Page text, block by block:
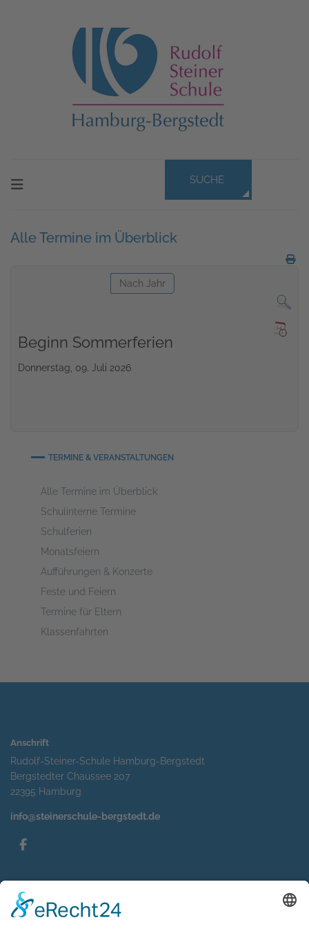
SUCHE
Alle Termine im Überblick
Nach Jahr
Beginn Sommerferien
Donnerstag, 09. Juli 2026
TERMINE & VERANSTALTUNGEN
Alle Termine im Überblick
Schulinterne Termine
Schulferien
Monatsfeiern
Aufführungen & Konzerte
Feste und Feiern
Termine für Eltern
Klassenfahrten
Anschrift
Rudolf-Steiner-Schule Hamburg-Bergstedt
Bergstedter Chaussee 207
22395 Hamburg
info@steinerschule-bergstedt.de
Impressum
Datenschutzerklärung